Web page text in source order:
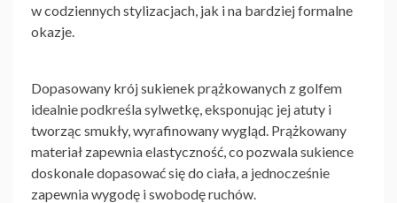
w codziennych stylizacjach, jak i na bardziej formalne
okazje.
Dopasowany krój sukienek prążkowanych z golfem
idealnie podkreśla sylwetkę, eksponując jej atuty i
tworząc smukły, wyrafinowany wygląd. Prążkowany
materiał zapewnia elastyczność, co pozwala sukience
doskonale dopasować się do ciała, a jednocześnie
zapewnia wygodę i swobodę ruchów.